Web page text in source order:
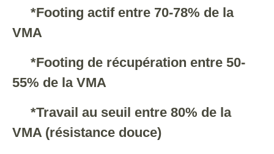
*Footing actif entre 70-78% de la
VMA
*Footing de récupération entre 50-
55% de la VMA
*Travail au seuil entre 80% de la
VMA (résistance douce)